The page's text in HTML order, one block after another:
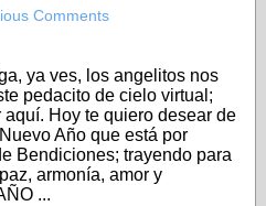
Comments
ya ves, los angelitos nos
pedacito de cielo virtual;
Hoy te quiero desear de
Año que está por
Bendiciones; trayendo para
armonía, amor y
...